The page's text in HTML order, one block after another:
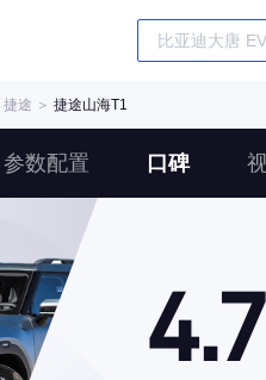
捷途 ＞ 捷途山海T1
参数配置 口碑